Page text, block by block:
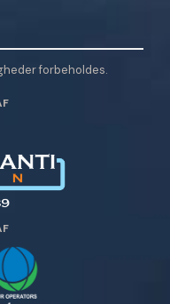
forbeholdes.